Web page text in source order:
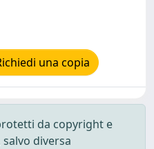
una copia
da copyright e
diversa